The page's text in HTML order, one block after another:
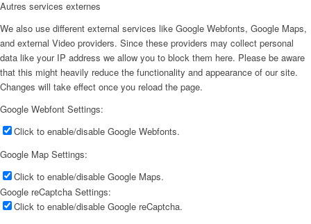
Autres services externes
We also use different external services like Google Webfonts, Google Maps,
and external Video providers. Since these providers may collect personal
data like your IP address we allow you to block them here. Please be aware
that this might heavily reduce the functionality and appearance of our site.
Changes will take effect once you reload the page.
Google Webfont Settings:
Click to enable/disable Google Webfonts.
Google Map Settings:
Click to enable/disable Google Maps.
Google reCaptcha Settings:
Click to enable/disable Google reCaptcha.